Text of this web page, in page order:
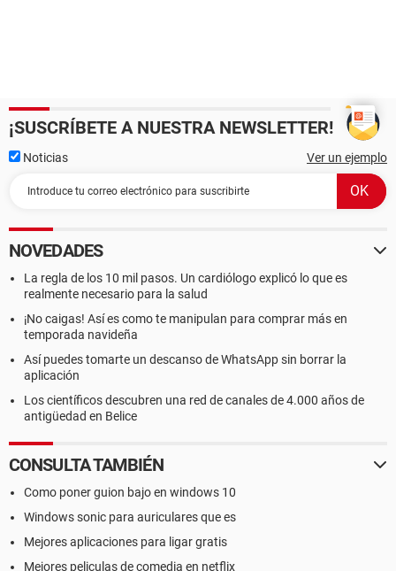
¡SUSCRÍBETE A NUESTRA NEWSLETTER!
Noticias Ver un ejemplo
NOVEDADES
La regla de los 10 mil pasos. Un cardiólogo explicó lo que es
realmente necesario para la salud
¡No caigas! Así es como te manipulan para comprar más en
temporada navideña
Así puedes tomarte un descanso de WhatsApp sin borrar la
aplicación
Los científicos descubren una red de canales de 4.000 años de
antigüedad en Belice
CONSULTA TAMBIÉN
Como poner guion bajo en windows 10
Windows sonic para auriculares que es
Mejores aplicaciones para ligar gratis
Mejores peliculas de comedia en netflix